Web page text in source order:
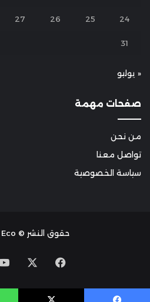
24
25
26
27
31
« يوليو
صفحات مهمة
من نحن
تواصل معنا
سياسة الخصوصية
حقوق النشر © Oriental Eco
Facebook